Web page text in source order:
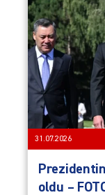
31.07.2026
oldu –